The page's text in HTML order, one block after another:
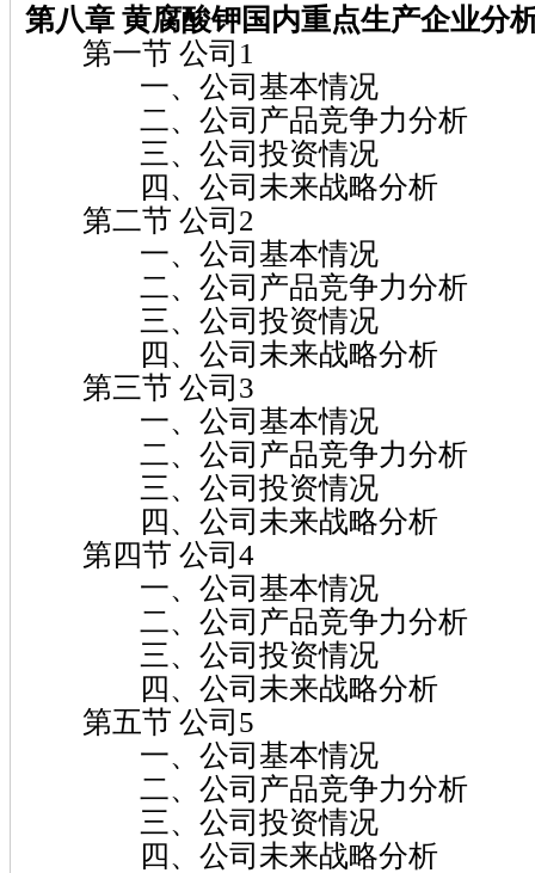
第八章 黄腐酸钾国内重点生产企业分
第一节 公司1
一、公司基本情况
二、公司产品竞争力分析
三、公司投资情况
四、公司未来战略分析
第二节 公司2
一、公司基本情况
二、公司产品竞争力分析
三、公司投资情况
四、公司未来战略分析
第三节 公司3
一、公司基本情况
二、公司产品竞争力分析
三、公司投资情况
四、公司未来战略分析
第四节 公司4
一、公司基本情况
二、公司产品竞争力分析
三、公司投资情况
四、公司未来战略分析
第五节 公司5
一、公司基本情况
二、公司产品竞争力分析
三、公司投资情况
四、公司未来战略分析